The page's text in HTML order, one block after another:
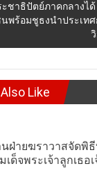
ชาธิปัตย์ภาคกลางไ
พร้อมชูธงนำประเท
Like
นฝ่ายฆราวาสจัด
ด็จพระเจ้าลูกเธอ